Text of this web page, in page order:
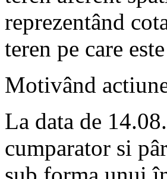
reprezentând
teren pe care
Motivând
La data de
cumparator si